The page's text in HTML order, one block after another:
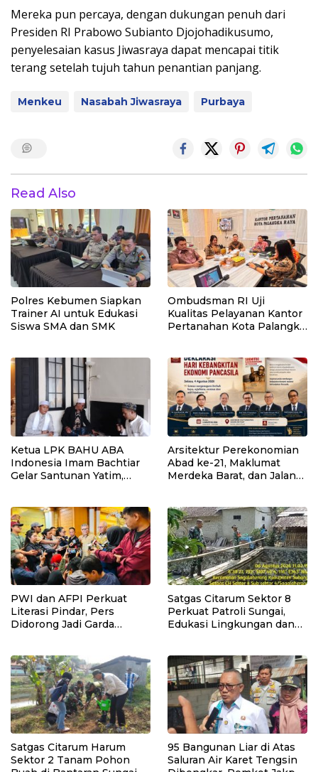
Mereka pun percaya, dengan dukungan penuh dari
Presiden RI Prabowo Subianto Djojohadikusumo,
penyelesaian kasus Jiwasraya dapat mencapai titik
terang setelah tujuh tahun penantian panjang.
Menkeu Nasabah Jiwasraya Purbaya
Read Also
Polres Kebumen Siapkan
Trainer AI untuk Edukasi
Siswa SMA dan SMK
Ombudsman RI Uji
Kualitas Pelayanan Kantor
Pertanahan Kota Palangka
Ketua LPK BAHU ABA
Indonesia Imam Bachtiar
Gelar Santunan Yatim,
Arsitektur Perekonomian
Abad ke-21, Maklumat
Merdeka Barat, dan Jalan
PWI dan AFPI Perkuat
Literasi Pindar, Pers
Didorong Jadi Garda
Satgas Citarum Sektor 8
Perkuat Patroli Sungai,
Edukasi Lingkungan dan
Satgas Citarum Harum
Sektor 2 Tanam Pohon
95 Bangunan Liar di Atas
Saluran Air Karet Tengsin